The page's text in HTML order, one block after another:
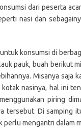
dari peserta
nasi dan
konsumsi di
pauk, buah berikut
Misanya saja
nasinya, hal ini
piring
tersebut. Di samping
mengantri dalam